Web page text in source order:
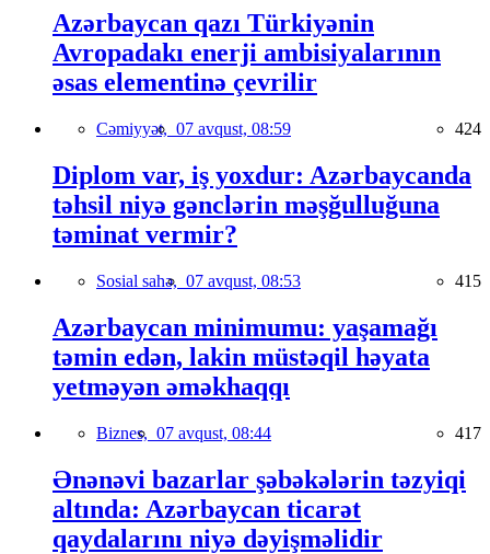
Azərbaycan qazı Türkiyənin
Avropadakı enerji ambisiyalarının
əsas elementinə çevrilir
Cəmiyyət, 07 avqust, 08:59 424
Diplom var, iş yoxdur: Azərbaycanda
təhsil niyə gənclərin məşğulluğuna
təminat vermir?
Sosial sahə, 07 avqust, 08:53 415
Azərbaycan minimumu: yaşamağı
təmin edən, lakin müstəqil həyata
yetməyən əməkhaqqı
Biznes, 07 avqust, 08:44 417
Ənənəvi bazarlar şəbəkələrin təzyiqi
altında: Azərbaycan ticarət
qaydalarını niyə dəyişməlidir